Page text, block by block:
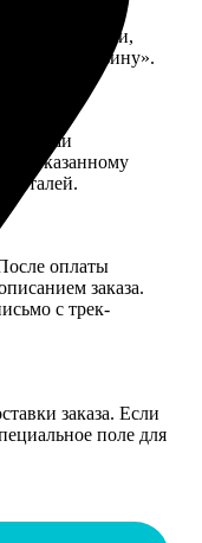
тип продукции,
в корзину».
наши
по указанному
деталей.
оплаты
заказа.
с трек-
заказа. Если
поле для